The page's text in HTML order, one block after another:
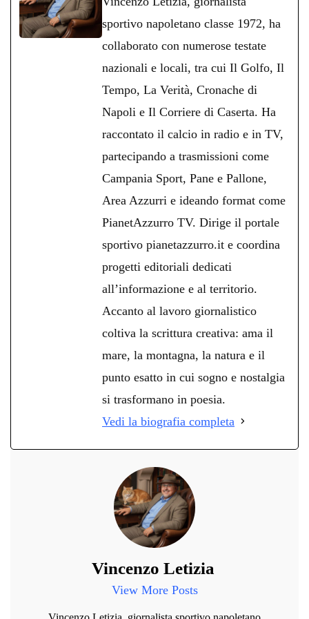
pp m
di
sportivo napoletano classe 1972, ha
collaborato con numerose testate
nazionali e locali, tra cui Il Golfo, Il
Tempo, La Verità, Cronache di
Napoli e Il Corriere di Caserta. Ha
raccontato il calcio in radio e in TV,
partecipando a trasmissioni come
Campania Sport, Pane e Pallone,
Area Azzurri e ideando format come
PianetAzzurro TV. Dirige il portale
sportivo pianetazzurro.it e coordina
progetti editoriali dedicati
all’informazione e al territorio.
Accanto al lavoro giornalistico
coltiva la scrittura creativa: ama il
mare, la montagna, la natura e il
punto esatto in cui sogno e nostalgia
si trasformano in poesia.
Vedi la biografia completa
Vincenzo Letizia
View More Posts